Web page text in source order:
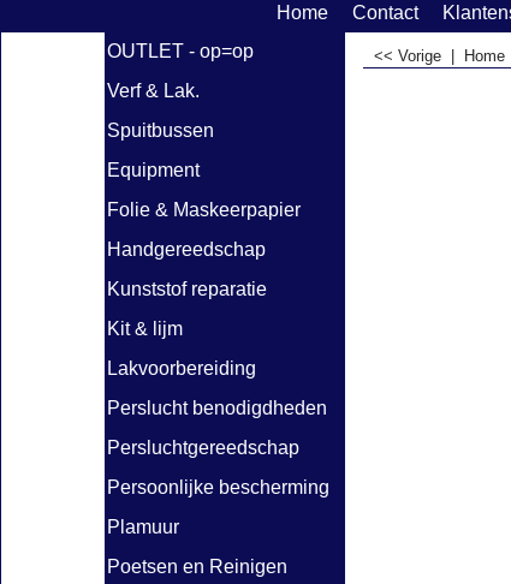
Home Contact
OUTLET - op=op
Verf & Lak.
Spuitbussen
Equipment
Folie & Maskeerpapier
Handgereedschap
Kunststof reparatie
Kit & lijm
Lakvoorbereiding
Perslucht benodigdheden
Persluchtgereedschap
Persoonlijke bescherming
Plamuur
Poetsen en Reinigen
<< Vorige Home